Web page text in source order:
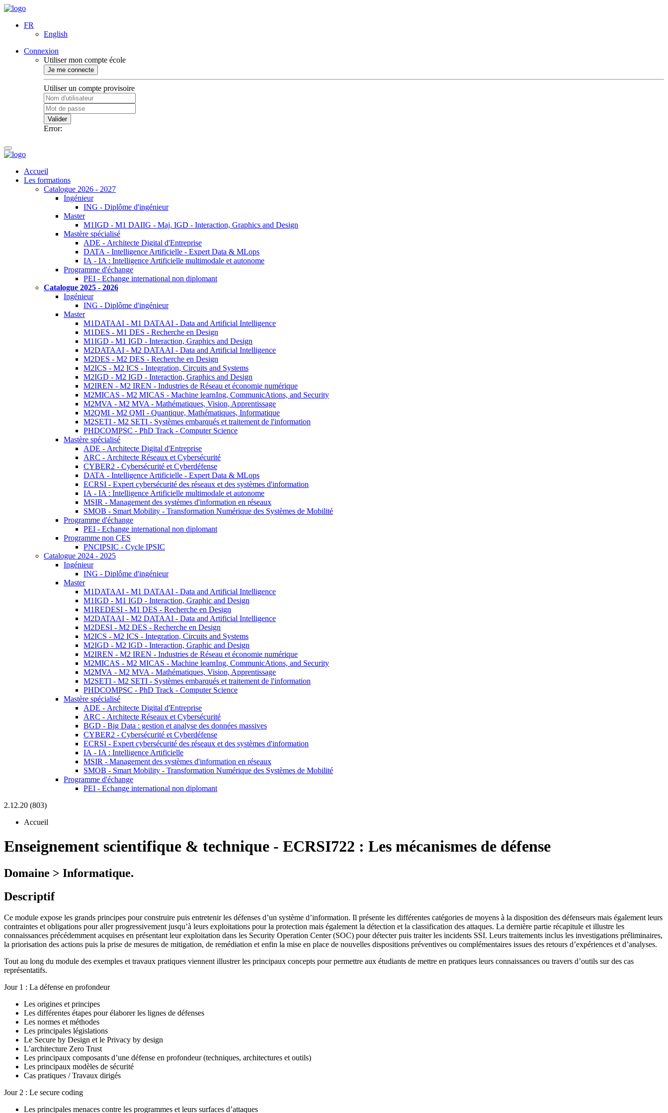
FR
English
Connexion
Utiliser mon compte école
Je me connecte
Utiliser un compte provisoire
Valider
Error:
Accueil
Les formations
Catalogue 2026 - 2027
Ingénieur
ING - Diplôme d'ingénieur
Master
M1IGD - M1 DAIIG - Maj. IGD - Interaction, Graphics and Design
Mastère spécialisé
ADE - Architecte Digital d'Entreprise
DATA - Intelligence Artificielle - Expert Data & MLops
IA - IA : Intelligence Artificielle multimodale et autonome
Programme d'échange
PEI - Echange international non diplomant
Catalogue 2025 - 2026
Ingénieur
ING - Diplôme d'ingénieur
Master
M1DATAAI - M1 DATAAI - Data and Artificial Intelligence
M1DES - M1 DES - Recherche en Design
M1IGD - M1 IGD - Interaction, Graphics and Design
M2DATAAI - M2 DATAAI - Data and Artificial Intelligence
M2DES - M2 DES - Recherche en Design
M2ICS - M2 ICS - Integration, Circuits and Systems
M2IGD - M2 IGD - Interaction, Graphics and Design
M2IREN - M2 IREN - Industries de Réseau et économie numérique
M2MICAS - M2 MICAS - Machine learnIng, CommunicAtions, and Security
M2MVA - M2 MVA - Mathématiques, Vision, Apprentissage
M2QMI - M2 QMI - Quantique, Mathématiques, Informatique
M2SETI - M2 SETI - Systèmes embarqués et traitement de l'information
PHDCOMPSC - PhD Track - Computer Science
Mastère spécialisé
ADE - Architecte Digital d'Entreprise
ARC - Architecte Réseaux et Cybersécurité
CYBER2 - Cybersécurité et Cyberdéfense
DATA - Intelligence Artificielle - Expert Data & MLops
ECRSI - Expert cybersécurité des réseaux et des systèmes d'information
IA - IA : Intelligence Artificielle multimodale et autonome
MSIR - Management des systèmes d'information en réseaux
SMOB - Smart Mobility - Transformation Numérique des Systèmes de Mobilité
Programme d'échange
PEI - Echange international non diplomant
Programme non CES
PNCIPSIC - Cycle IPSIC
Catalogue 2024 - 2025
Ingénieur
ING - Diplôme d'ingénieur
Master
M1DATAAI - M1 DATAAI - Data and Artificial Intelligence
M1IGD - M1 IGD - Interaction, Graphic and Design
M1REDESI - M1 DES - Recherche en Design
M2DATAAI - M2 DATAAI - Data and Artificial Intelligence
M2DESI - M2 DES - Recherche en Design
M2ICS - M2 ICS - Integration, Circuits and Systems
M2IGD - M2 IGD - Interaction, Graphic and Design
M2IREN - M2 IREN - Industries de Réseau et économie numérique
M2MICAS - M2 MICAS - Machine learnIng, CommunicAtions, and Security
M2MVA - M2 MVA - Mathématiques, Vision, Apprentissage
M2SETI - M2 SETI - Systèmes embarqués et traitement de l'information
PHDCOMPSC - PhD Track - Computer Science
Mastère spécialisé
ADE - Architecte Digital d'Entreprise
ARC - Architecte Réseaux et Cybersécurité
BGD - Big Data : gestion et analyse des données massives
CYBER2 - Cybersécurité et Cyberdéfense
ECRSI - Expert cybersécurité des réseaux et des systèmes d'information
IA - IA : Intelligence Artificielle
MSIR - Management des systèmes d'information en réseaux
SMOB - Smart Mobility - Transformation Numérique des Systèmes de Mobilité
Programme d'échange
PEI - Echange international non diplomant
2.12.20 (803)
Accueil
Enseignement scientifique & technique - ECRSI722 : Les mécanismes de défense
Domaine > Informatique.
Descriptif
Ce module expose les grands principes pour construire puis entretenir les défenses d’un système d’information. Il présente les différentes catégories de moyens à la disposition des défenseurs mais également leurs
contraintes et obligations pour aller progressivement jusqu’à leurs exploitations pour la protection mais également la détection et la classification des attaques. La dernière partie récapitule et illustre les
connaissances précédemment acquises en présentant leur exploitation dans les Security Operation Center (SOC) pour détecter puis traiter les incidents SSI. Leurs traitements inclus les investigations préliminaires,
la priorisation des actions puis la prise de mesures de mitigation, de remédiation et enfin la mise en place de nouvelles dispositions préventives ou complémentaires issues des retours d’expériences et d’analyses.
Tout au long du module des exemples et travaux pratiques viennent illustrer les principaux concepts pour permettre aux étudiants de mettre en pratiques leurs connaissances ou travers d’outils sur des cas
représentatifs.
Jour 1 : La défense en profondeur
Les origines et principes
Les différentes étapes pour élaborer les lignes de défenses
Les normes et méthodes
Les principales législations
Le Secure by Design et le Privacy by design
L’architecture Zero Trust
Les principaux composants d’une défense en profondeur (techniques, architectures et outils)
Les principaux modèles de sécurité
Cas pratiques / Travaux dirigés
Jour 2 : Le secure coding
Les principales menaces contre les programmes et leurs surfaces d’attaques